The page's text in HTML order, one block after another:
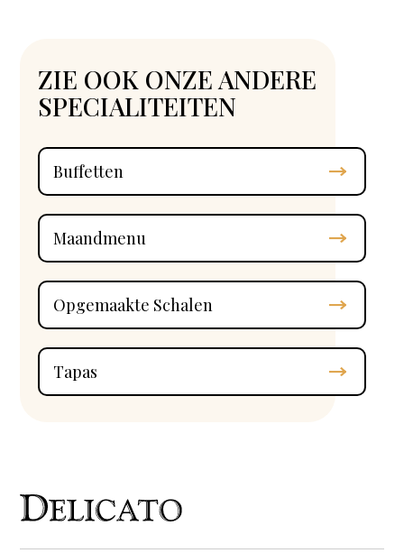
ZIE OOK ONZE ANDERE
SPECIALITEITEN
Buffetten
Maandmenu
Opgemaakte Schalen
Tapas